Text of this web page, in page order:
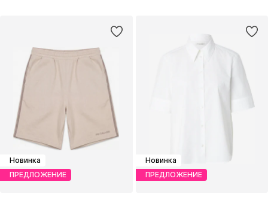
Новинка
ПРЕДЛОЖЕНИЕ
Новинка
ПРЕДЛОЖЕНИЕ